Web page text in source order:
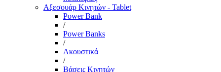
Αξεσουάρ Κινητών - Tablet
Power Bank
/
Power Banks
/
Ακουστικά
/
Βάσεις Κινητών